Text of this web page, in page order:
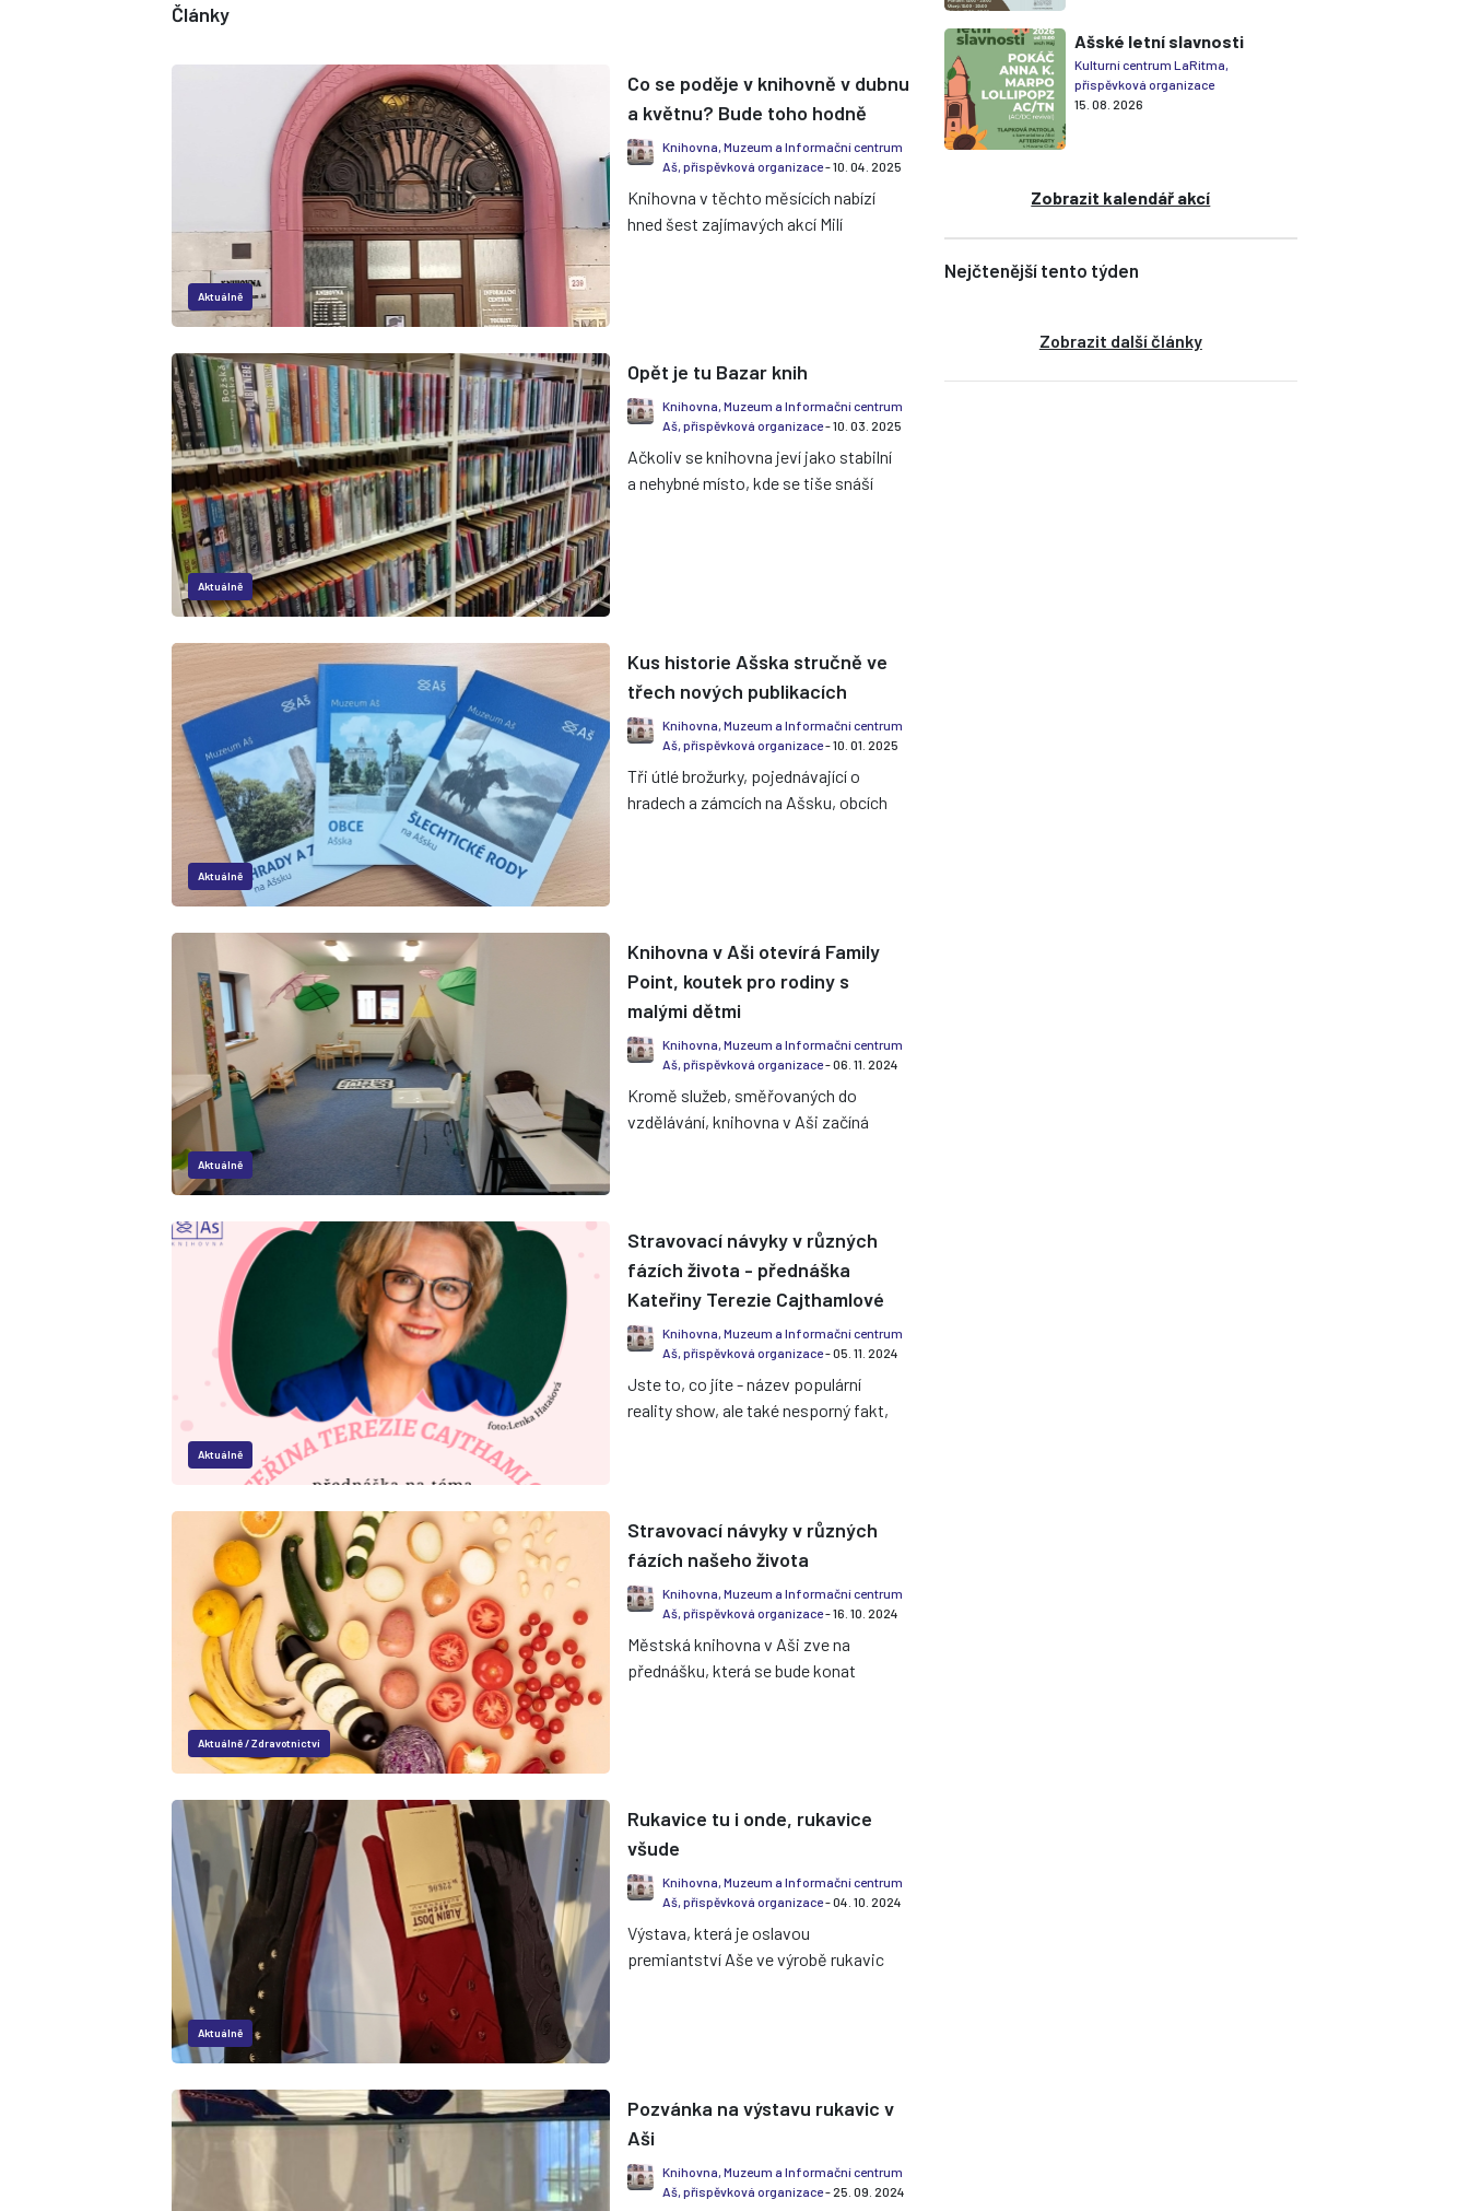
Články
Aktuálně
Co se poděje v knihovně v dubnu
a květnu? Bude toho hodně
Knihovna, Muzeum a Informační centrum
Aš, příspěvková organizace- 10. 04. 2025
Knihovna v těchto měsících nabízí
hned šest zajímavých akcí Milí
Aktuálně
Opět je tu Bazar knih
Knihovna, Muzeum a Informační centrum
Aš, příspěvková organizace- 10. 03. 2025
Ačkoliv se knihovna jeví jako stabilní
a nehybné místo, kde se tiše snáší
Aktuálně
Kus historie Ašska stručně ve
třech nových publikacích
Knihovna, Muzeum a Informační centrum
Aš, příspěvková organizace- 10. 01. 2025
Tři útlé brožurky, pojednávající o
hradech a zámcích na Ašsku, obcích
Aktuálně
Knihovna v Aši otevírá Family
Point, koutek pro rodiny s
malými dětmi
Knihovna, Muzeum a Informační centrum
Aš, příspěvková organizace- 06. 11. 2024
Kromě služeb, směřovaných do
vzdělávání, knihovna v Aši začíná
Aktuálně
Stravovací návyky v různých
fázích života - přednáška
Kateřiny Terezie Cajthamlové
Knihovna, Muzeum a Informační centrum
Aš, příspěvková organizace- 05. 11. 2024
Jste to, co jíte - název populární
reality show, ale také nesporný fakt,
Aktuálně/Zdravotnictví
Stravovací návyky v různých
fázích našeho života
Knihovna, Muzeum a Informační centrum
Aš, příspěvková organizace- 16. 10. 2024
Městská knihovna v Aši zve na
přednášku, která se bude konat
Aktuálně
Rukavice tu i onde, rukavice
všude
Knihovna, Muzeum a Informační centrum
Aš, příspěvková organizace- 04. 10. 2024
Výstava, která je oslavou
premiantství Aše ve výrobě rukavic
Pozvánka na výstavu rukavic v
Aši
Knihovna, Muzeum a Informační centrum
Aš, příspěvková organizace- 25. 09. 2024
Ašské letní slavnosti
Kulturní centrum LaRitma,
příspěvková organizace
15. 08. 2026
Zobrazit kalendář akcí
Nejčtenější tento týden
Zobrazit další články